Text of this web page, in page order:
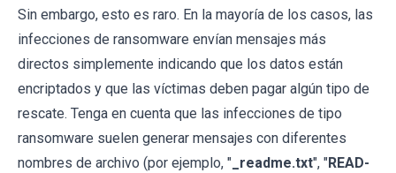
Sin embargo, esto es raro. En la mayoría de los casos, las
infecciones de ransomware envían mensajes más
directos simplemente indicando que los datos están
encriptados y que las víctimas deben pagar algún tipo de
rescate. Tenga en cuenta que las infecciones de tipo
ransomware suelen generar mensajes con diferentes
nombres de archivo (por ejemplo, " _readme.txt", "READ-